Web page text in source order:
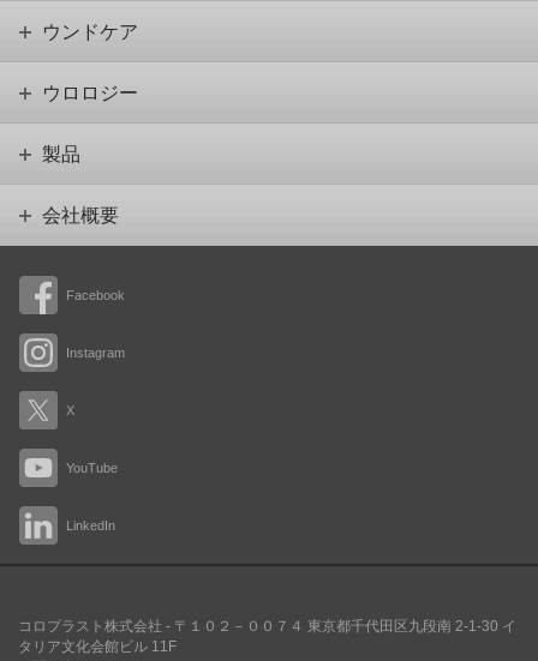
Facebook
Instagram
X
YouTube
LinkedIn
ウンドケア
ウロロジー
製品
会社概要
コロプラスト株式会社 - 〒１０２－００７４ 東京都千代田区九段南 2-1-30 イ
タリア文化会館ビル 11F